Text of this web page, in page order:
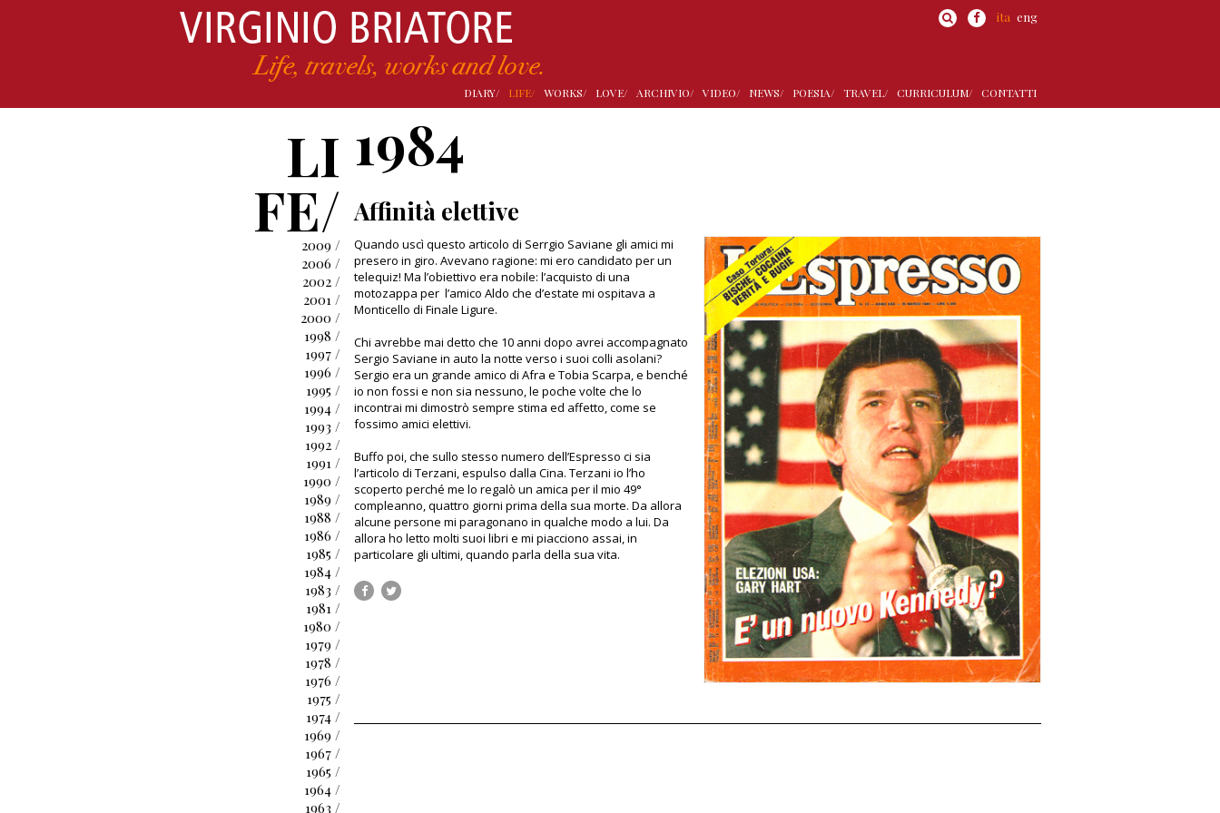
ita eng
DIARY/ LIFE/ WORKS/ LOVE/ ARCHIVIO/ VIDEO/ NEWS/ POESIA/ TRAVEL/ CURRICULUM/ CONTATTI
LI
FE/
2009 /
2006 /
2002 /
2001 /
2000 /
1998 /
1997 /
1996 /
1995 /
1994 /
1993 /
1992 /
1991 /
1990 /
1989 /
1988 /
1986 /
1985 /
1984 /
1983 /
1981 /
1980 /
1979 /
1978 /
1976 /
1975 /
1974 /
1969 /
1967 /
1965 /
1964 /
1963 /
1984
Affinità elettive
Quando uscì questo articolo di Serrgio Saviane gli amici mi
presero in giro. Avevano ragione: mi ero candidato per un
telequiz! Ma l’obiettivo era nobile: l’acquisto di una
motozappa per l’amico Aldo che d’estate mi ospitava a
Monticello di Finale Ligure.
Chi avrebbe mai detto che 10 anni dopo avrei accompagnato
Sergio Saviane in auto la notte verso i suoi colli asolani?
Sergio era un grande amico di Afra e Tobia Scarpa, e benché
io non fossi e non sia nessuno, le poche volte che lo
incontrai mi dimostrò sempre stima ed affetto, come se
fossimo amici elettivi.
Buffo poi, che sullo stesso numero dell’Espresso ci sia
l’articolo di Terzani, espulso dalla Cina. Terzani io l’ho
scoperto perché me lo regalò un amica per il mio 49°
compleanno, quattro giorni prima della sua morte. Da allora
alcune persone mi paragonano in qualche modo a lui. Da
allora ho letto molti suoi libri e mi piacciono assai, in
particolare gli ultimi, quando parla della sua vita.